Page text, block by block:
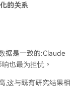
的关系
据是一致的:Claude
也最为担忧。
,这与既有研究结果相